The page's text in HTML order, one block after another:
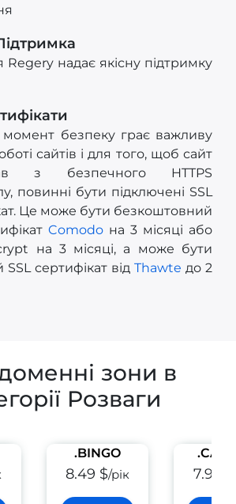
Regery надає якісну підтримку
безпеку грає важливу
сайтів і для того, щоб сайт
з безпечного HTTPS
повинні бути підключені SSL
Це може бути безкоштовний
Comodo на 3 місяці або
на 3 місяці, а може бути
SSL сертифікат від Thawte до 2
зони в
Розваги
.BINGO
8.49 $/рік 7.99 $